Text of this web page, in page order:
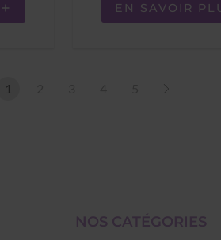
EN SAVOIR
1
NOS CATÉGORIES